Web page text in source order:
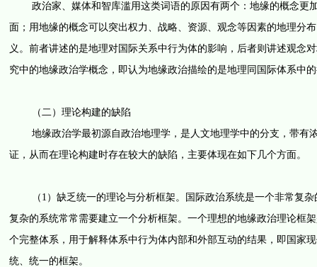
政治家、媒体和智库滥用这类词语的原因有两个：地缘的概念更
面；用地缘的概念可以突出权力、战略、资源、观念等因素的地理分
义。前者讲述的是地理对国际关系中行为体的影响，后者则讲述观念
究中的地缘政治学概念，即认为地缘政治描绘的是地理同国际体系中
（二）理论构建的缺陷
地缘政治学最初源自政治地理学，是人文地理学中的分支，带有
证，从而在理论构建时存在较大的缺陷，主要体现在如下几个方面。
（1）缺乏统一的理论与分析框架。国际政治系统是一个非常复杂
复杂的系统常常需要建立一个分析框架。一个理想的地缘政治理论框
个完整体系，用于解释体系中行为体内部和外部互动的结果，即国家
统、统一的框架。